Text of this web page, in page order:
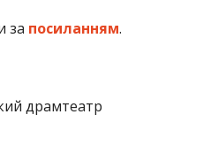
за посиланням.
драмтеатр